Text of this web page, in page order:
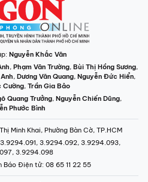
Nguyễn Khắc Văn
, Phạm Văn Trường, Bùi Thị Hồng Sương,
, Dương Văn Quang, Nguyễn Đức Hiển,
Cường, Trần Gia Bảo
Quang Trưởng, Nguyễn Chiến Dũng,
Phước Bình
Minh Khai, Phường Bàn Cờ, TP.HCM
3.9294.092, 3.9294.093,
3.9294.098
Báo Điện tử: 08 65 11 22 55